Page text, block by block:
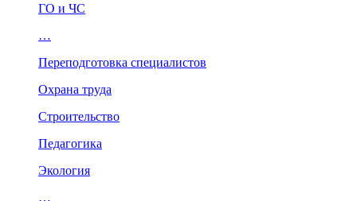
ГО и ЧС
…
Переподготовка специалистов
Охрана труда
Строительство
Педагогика
Экология
…